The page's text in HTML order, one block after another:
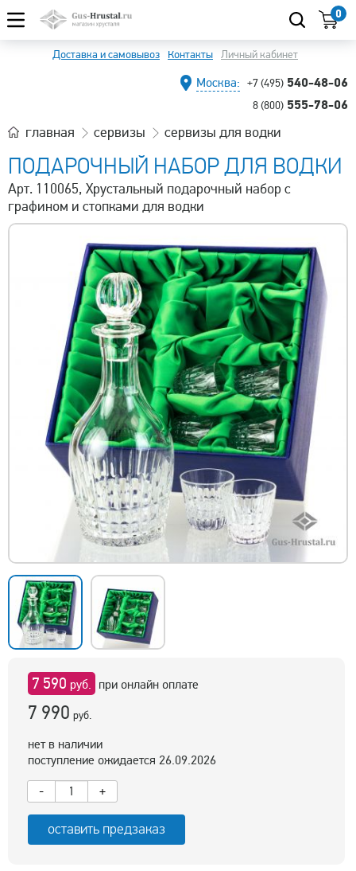
0
Доставка и самовывоз Контакты Личный кабинет
Москва: +7 (495) 540-48-06
8 (800) 555-78-06
главная сервизы сервизы для водки
ПОДАРОЧНЫЙ НАБОР ДЛЯ ВОДКИ
Арт. 110065, Хрустальный подарочный набор с
графином и стопками для водки
7 590 руб. при онлайн оплате
7 990 руб.
нет в наличии
поступление ожидается 26.09.2026
-
+
оставить предзаказ